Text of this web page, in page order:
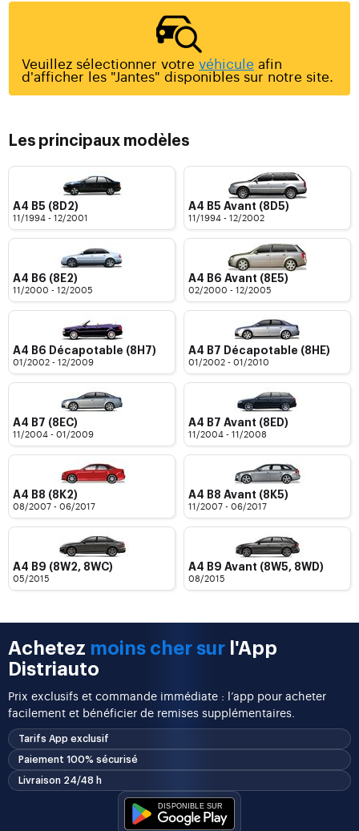
Veuillez sélectionner votre véhicule afin
d'afficher les "Jantes" disponibles sur notre site.
Les principaux modèles
A4 B5 (8D2)
11/1994 - 12/2001
A4 B5 Avant (8D5)
11/1994 - 12/2002
A4 B6 (8E2)
11/2000 - 12/2005
A4 B6 Avant (8E5)
02/2000 - 12/2005
A4 B6 Décapotable (8H7)
01/2002 - 12/2009
A4 B7 Décapotable (8HE)
01/2002 - 01/2010
A4 B7 (8EC)
11/2004 - 01/2009
A4 B7 Avant (8ED)
11/2004 - 11/2008
A4 B8 (8K2)
08/2007 - 06/2017
A4 B8 Avant (8K5)
11/2007 - 06/2017
A4 B9 (8W2, 8WC)
05/2015
A4 B9 Avant (8W5, 8WD)
08/2015
Achetez moins cher sur l'App
Distriauto
Prix exclusifs et commande immédiate : l’app pour acheter
facilement et bénéficier de remises supplémentaires.
Tarifs App exclusif
Paiement 100% sécurisé
Livraison 24/48 h